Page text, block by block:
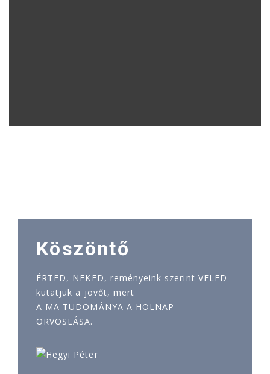
Köszöntő
ÉRTED, NEKED, reményeink szerint VELED
kutatjuk a jövőt, mert
A MA TUDOMÁNYA A HOLNAP
ORVOSLÁSA.